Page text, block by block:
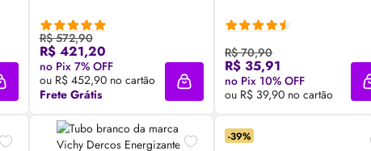
Adicionar à sacola
R$ 572,90
R$ 421,20
no Pix 7% OFF
ou R$ 452,90 no cartão
Frete Grátis
Compre Agora ❯
Adicionar à sacola
R$ 70,90
R$ 35,91
no Pix 10% OFF
ou R$ 39,90 no cartão
Compre Agora ❯
-39%